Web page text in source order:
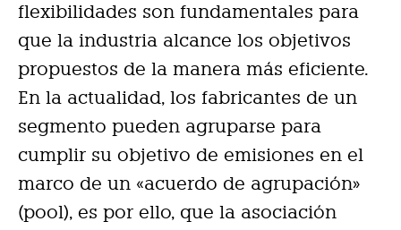
flexibilidades son fundamentales para
que la industria alcance los objetivos
propuestos de la manera más eficiente.
En la actualidad, los fabricantes de un
segmento pueden agruparse para
cumplir su objetivo de emisiones en el
marco de un «acuerdo de agrupación»
(pool), es por ello, que la asociación